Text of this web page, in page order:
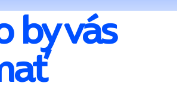
by vás